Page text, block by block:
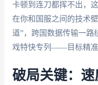
卡顿到连刀都挥不出，
在你和国服之间的技术
道”，跨国数据传输一路
戏特快专列——目标精准
破局关键：